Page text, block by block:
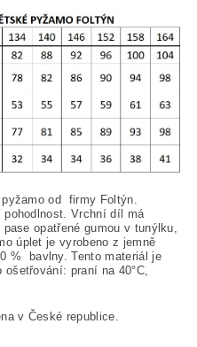
od firmy Foltýn.
Vrchní díl má
opatřené gumou v tunýlku,
úplet je vyrobeno z jemně
%
bavlny. Tento materiál je
ošetřování: praní na 40°C,
v České republice.